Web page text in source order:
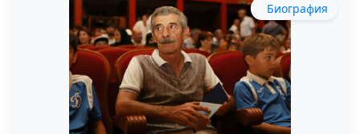
Биография